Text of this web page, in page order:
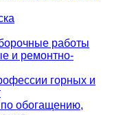
работы
и ремонтно-
горных и
обогащению,